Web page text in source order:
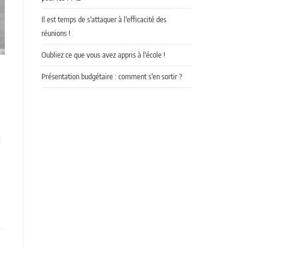
Il est temps de s'attaquer à l'efficacité des
réunions !
Oubliez ce que vous avez appris à l'école !
Présentation budgétaire : comment s'en sortir ?